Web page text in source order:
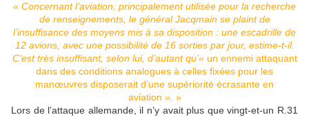
« Concernant l’aviation, principalement utilisée pour la recherche
de renseignements, le général Jacqmain se plaint de
l’insuffisance des moyens mis à sa disposition : une escadrille de
12 avions, avec une possibilité de 16 sorties par jour, estime-t-il.
C’est très insuffisant, selon lui, d’autant qu’« un ennemi attaquant
dans des conditions analogues à celles fixées pour les
manœuvres disposerait d’une supériorité écrasante en
aviation ». »
Lors de l’attaque allemande, il n’y avait plus que vingt-et-un R.31